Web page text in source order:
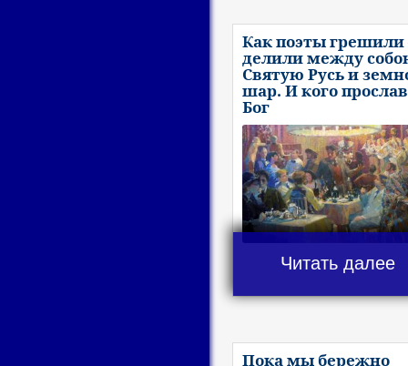
Как поэты грешили
делили между
Святую Русь и
шар. И кого
Бог
Читать далее
Пока мы бережно